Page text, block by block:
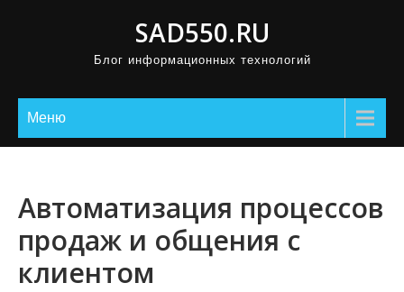
SAD550.RU
Блог информационных технологий
Меню
Автоматизация процессов
продаж и общения с
клиентом